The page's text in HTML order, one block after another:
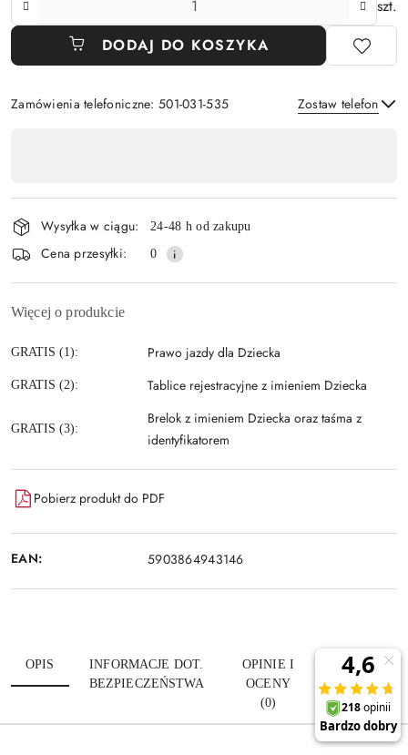
szt.
DODAJ DO KOSZYKA
Zamówienia telefoniczne: 501-031-535 Zostaw telefon
i
dostawa
Wysyłka w ciągu: 24-48 h od zakupu
Cena przesyłki: 0
Więcej o produkcie
GRATIS (1): Prawo jazdy dla Dziecka
GRATIS (2): Tablice rejestracyjne z imieniem Dziecka
GRATIS (3):
Brelok z imieniem Dziecka oraz taśma z
identyfikatorem
Pobierz produkt do PDF
EAN: 5903864943146
OPIS
INFORMACJE DOT.
BEZPIECZEŃSTWA
OPINIE I
OCENY
(0)
ZADAJ
PYTANIE